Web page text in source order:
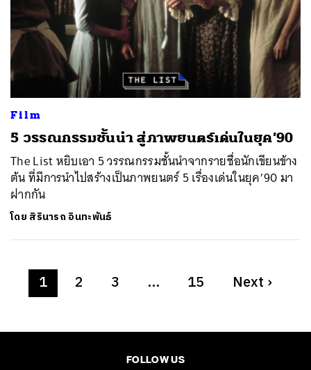
Film
5 วรรณกรรมชั้นนำ สู่ภาพยนตร์เด่นในยุค’90
The List หยิบเอา 5 วรรณกรรมชั้นนำจากรายชื่อนักเขียนข้าง
ต้น ที่มีการนำไปสร้างเป็นภาพยนตร์ 5 เรื่องเด่นในยุค’90 มา
ฝากกัน
โดย สิรินารถ อินทะพันธ์
1 2 3 … 15 Next›
FOLLOW US